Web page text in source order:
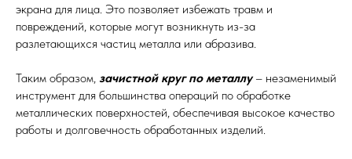
экрана для лица. Это позволяет избежать травм и
повреждений, которые могут возникнуть из-за
разлетающихся частиц металла или абразива.
Таким образом, зачистной круг по металлу– незаменимый
инструмент для большинства операций по обработке
металлических поверхностей, обеспечивая высокое качество
работы и долговечность обработанных изделий.